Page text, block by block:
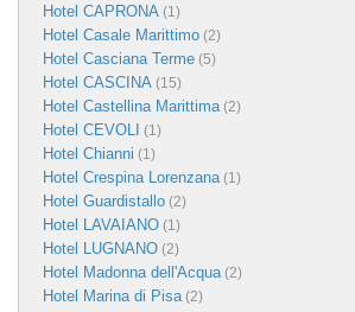
Hotel CAPRONA (1)
Hotel Casale Marittimo (2)
Hotel Casciana Terme (5)
Hotel CASCINA (15)
Hotel Castellina Marittima(2)
Hotel CEVOLI (1)
Hotel Chianni (1)
Hotel Crespina Lorenzana(1)
Hotel Guardistallo (2)
Hotel LAVAIANO (1)
Hotel LUGNANO (2)
Hotel Madonna dell'Acqua(2)
Hotel Marina di Pisa(2)